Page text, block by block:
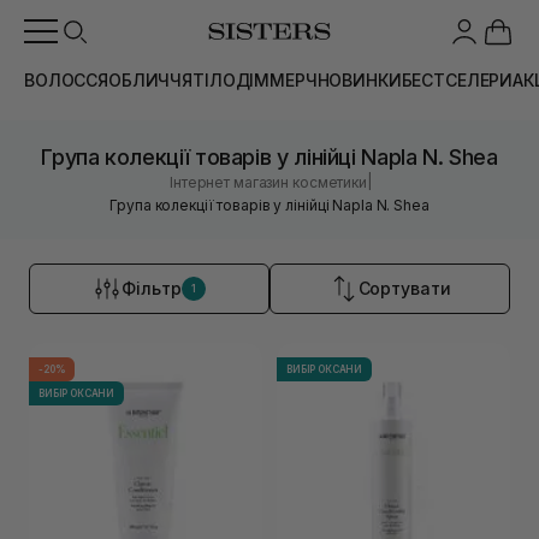
ВОЛОССЯОБЛИЧЧЯТІЛОДІММЕРЧНОВИНКИБЕСТСЕЛЕРИ
Група колекції товарів у лінійці Napla N. Shea
Інтернет магазин косметики
Група колекції товарів у лінійці Napla N. Shea
Фільтр 1 Сортувати
-20%
ВИБІР ОКСАНИ
ВИБІР ОКСАНИ